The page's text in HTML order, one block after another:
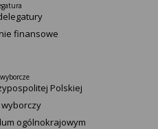
finansowe
Polskiej​
ogólnokrajowym